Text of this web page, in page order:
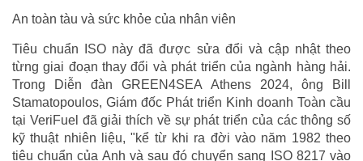
An toàn tàu và sức khỏe của nhân viên
Tiêu chuẩn ISO này đã được sửa đổi và cập nhật theo
từng giai đoạn thay đổi và phát triển của ngành hàng hải.
Trong Diễn đàn GREEN4SEA Athens 2024, ông Bill
Stamatopoulos, Giám đốc Phát triển Kinh doanh Toàn cầu
tại VeriFuel đã giải thích về sự phát triển của các thông số
kỹ thuật nhiên liệu, "kể từ khi ra đời vào năm 1982 theo
tiêu chuẩn của Anh và sau đó chuyển sang ISO 8217 vào